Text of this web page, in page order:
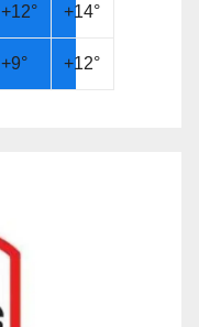
+12° +14°
+9° +12°